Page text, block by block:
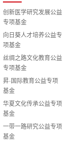
创新医学研究发展公益
专项基金
向日葵人才培养公益专
项基金
丝绸之路文化教育公益
专项基金
昇·国际教育公益专项
基金
华夏文化传承公益专项
基金
一带一路研究公益专项
基金